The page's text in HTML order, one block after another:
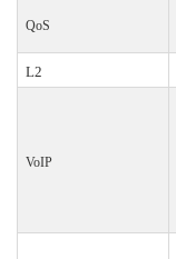
QoS
L2
VoIP